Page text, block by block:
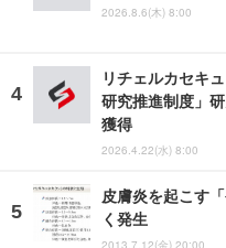
2026.8.6(木) 8:00
リチェルカセキ
研究推進制度」
獲得
2026.4.22(水) 8:00
皮膚炎を起こす
く発生